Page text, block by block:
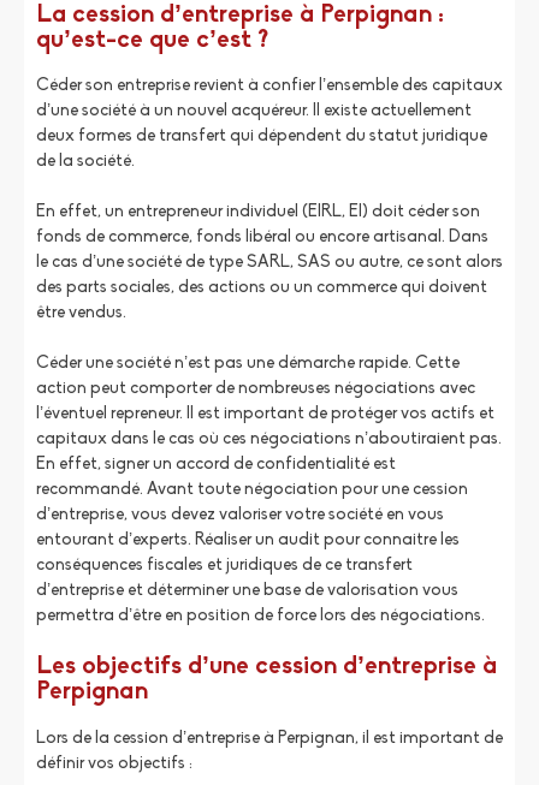
La cession d’entreprise à Perpignan :
qu’est-ce que c’est ?
Céder son entreprise revient à confier l’ensemble des capitaux
d’une société à un nouvel acquéreur. Il existe actuellement
deux formes de transfert qui dépendent du statut juridique
de la société.
En effet, un entrepreneur individuel (EIRL, EI) doit céder son
fonds de commerce, fonds libéral ou encore artisanal. Dans
le cas d’une société de type SARL, SAS ou autre, ce sont alors
des parts sociales, des actions ou un commerce qui doivent
être vendus.
Céder une société n’est pas une démarche rapide. Cette
action peut comporter de nombreuses négociations avec
l’éventuel repreneur. Il est important de protéger vos actifs et
capitaux dans le cas où ces négociations n’aboutiraient pas.
En effet, signer un accord de confidentialité est
recommandé. Avant toute négociation pour une cession
d’entreprise, vous devez valoriser votre société en vous
entourant d’experts. Réaliser un audit pour connaitre les
conséquences fiscales et juridiques de ce transfert
d’entreprise et déterminer une base de valorisation vous
permettra d’être en position de force lors des négociations.
Les objectifs d’une cession d’entreprise à
Perpignan
Lors de la cession d’entreprise à Perpignan, il est important de
définir vos objectifs :